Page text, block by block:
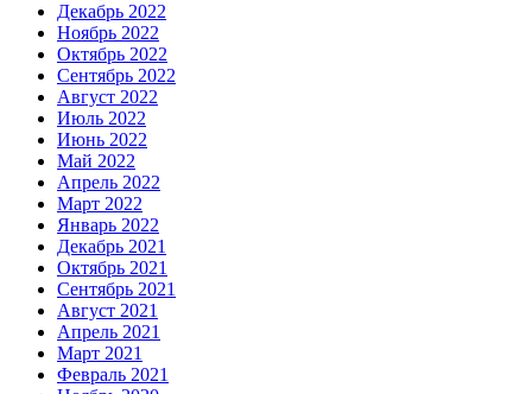
Декабрь 2022
Ноябрь 2022
Октябрь 2022
Сентябрь 2022
Август 2022
Июль 2022
Июнь 2022
Май 2022
Апрель 2022
Март 2022
Январь 2022
Декабрь 2021
Октябрь 2021
Сентябрь 2021
Август 2021
Апрель 2021
Март 2021
Февраль 2021